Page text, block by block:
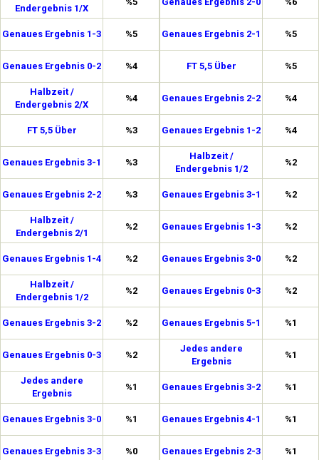
Endergebnis 1/X
Genaues Ergebnis 1-3 %5
Genaues Ergebnis 0-2 %4
Halbzeit /
Endergebnis 2/X
%4
FT 5,5 Über %3
Genaues Ergebnis 3-1 %3
Genaues Ergebnis 2-2 %3
Halbzeit /
Endergebnis 2/1
%2
Genaues Ergebnis 1-4 %2
Halbzeit /
Endergebnis 1/2
%2
Genaues Ergebnis 3-2 %2
Genaues Ergebnis 0-3 %2
Jedes andere
Ergebnis
%1
Genaues Ergebnis 3-0 %1
Genaues Ergebnis 3-3 %0
Genaues Ergebnis 2-1 %5
FT 5,5 Über %5
Genaues Ergebnis 2-2 %4
Genaues Ergebnis 1-2 %4
Halbzeit /
Endergebnis 1/2
%2
Genaues Ergebnis 3-1 %2
Genaues Ergebnis 1-3 %2
Genaues Ergebnis 3-0 %2
Genaues Ergebnis 0-3 %2
Genaues Ergebnis 5-1 %1
Jedes andere
Ergebnis
%1
Genaues Ergebnis 3-2 %1
Genaues Ergebnis 4-1 %1
Genaues Ergebnis 2-3 %1